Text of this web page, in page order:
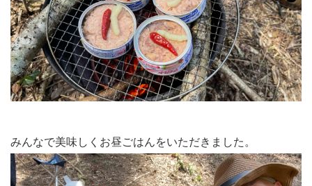
みんなで美味しくお昼ごはんをいただきました。